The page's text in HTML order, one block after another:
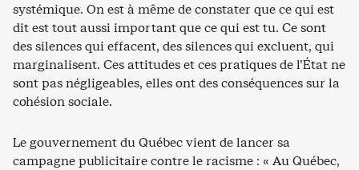
systémique. On est à même de constater que ce qui est
dit est tout aussi important que ce qui est tu. Ce sont
des silences qui effacent, des silences qui excluent, qui
marginalisent. Ces attitudes et ces pratiques de l’État ne
sont pas négligeables, elles ont des conséquences sur la
cohésion sociale.
Le gouvernement du Québec vient de lancer sa
campagne publicitaire contre le racisme : « Au Québec,